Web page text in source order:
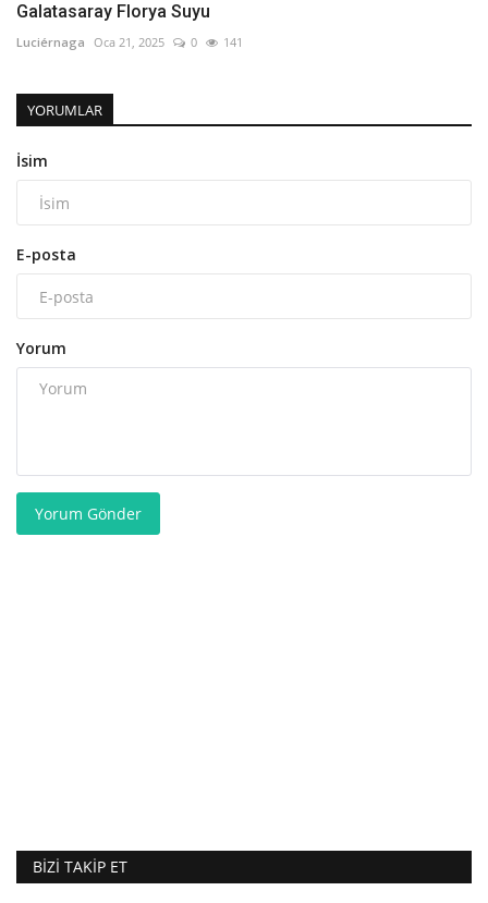
Galatasaray Florya Suyu
Luciérnaga Oca 21, 2025 0 141
YORUMLAR
İsim
E-posta
Yorum
Yorum Gönder
BIZI TAKIP ET